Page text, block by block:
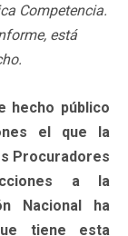
Competencia.
está
hecho público
el que la
Procuradores
a la
Nacional ha
tiene esta